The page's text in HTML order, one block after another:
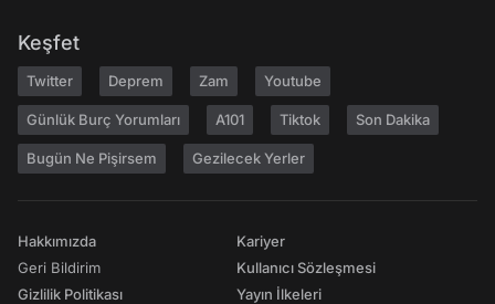
Keşfet
Twitter Deprem Zam Youtube
Günlük Burç Yorumları A101 Tiktok Son Dakika
Bugün Ne Pişirsem Gezilecek Yerler
Hakkımızda
Geri Bildirim
Gizlilik Politikası
Kariyer
Kullanıcı Sözleşmesi
Yayın İlkeleri